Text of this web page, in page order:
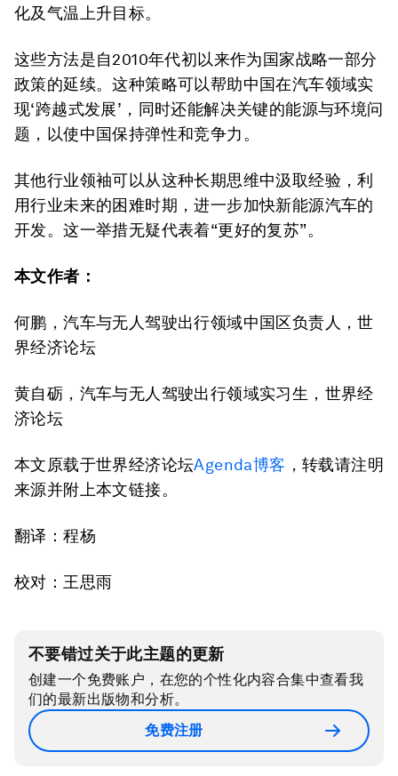
化及气温上升目标。
这些方法是自2010年代初以来作为国家战略一部分
政策的延续。这种策略可以帮助中国在汽车领域实
现‘跨越式发展’，同时还能解决关键的能源与环境问
题，以使中国保持弹性和竞争力。
其他行业领袖可以从这种长期思维中汲取经验，利
用行业未来的困难时期，进一步加快新能源汽车的
开发。这一举措无疑代表着“更好的复苏”。
本文作者：
何鹏，汽车与无人驾驶出行领域中国区负责人，世
界经济论坛
黄自砺，汽车与无人驾驶出行领域实习生，世界经
济论坛
本文原载于世界经济论坛Agenda博客 ，转载请注明
来源并附上本文链接。
翻译：程杨
校对：王思雨
不要错过关于此主题的更新
创建一个免费账户，在您的个性化内容合集中查看我
们的最新出版物和分析。
免费注册